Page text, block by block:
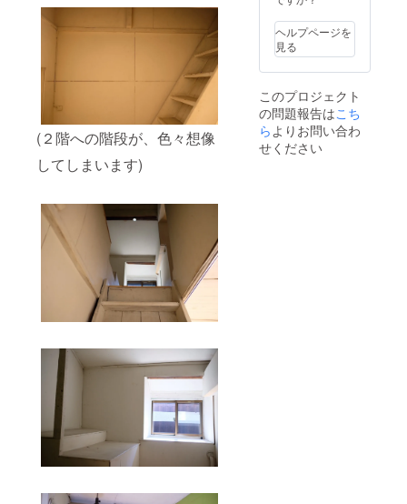
(２階への階段が、色々想像
してしまいます)
ヘルプページを
見る
このプロジェクト
の問題報告はこち
ら よりお問い合わ
せください